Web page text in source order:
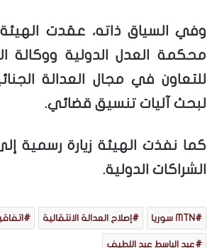
وفي السياق ذاته، عقدت
محكمة العدل الدولية ووكالة
لبحث آليات تنسيق قضائي.
كما نفذت الهيئة زيارة رسمية
الشراكات الدولية.
MTN سوريا إصلاح العدالة الانتقالية
عبد الباسط عبد اللطيف